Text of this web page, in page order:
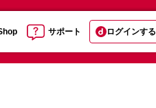
サポート ログインする